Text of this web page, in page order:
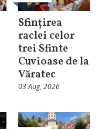
Sfințirea
raclei celor
trei Sfinte
Cuvioase de la
Văratec
03 Aug, 2026